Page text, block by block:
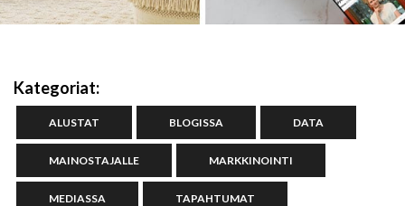
Kategoriat:
ALUSTAT BLOGISSA DATA
MAINOSTAJALLE MARKKINOINTI
MEDIASSA TAPAHTUMAT